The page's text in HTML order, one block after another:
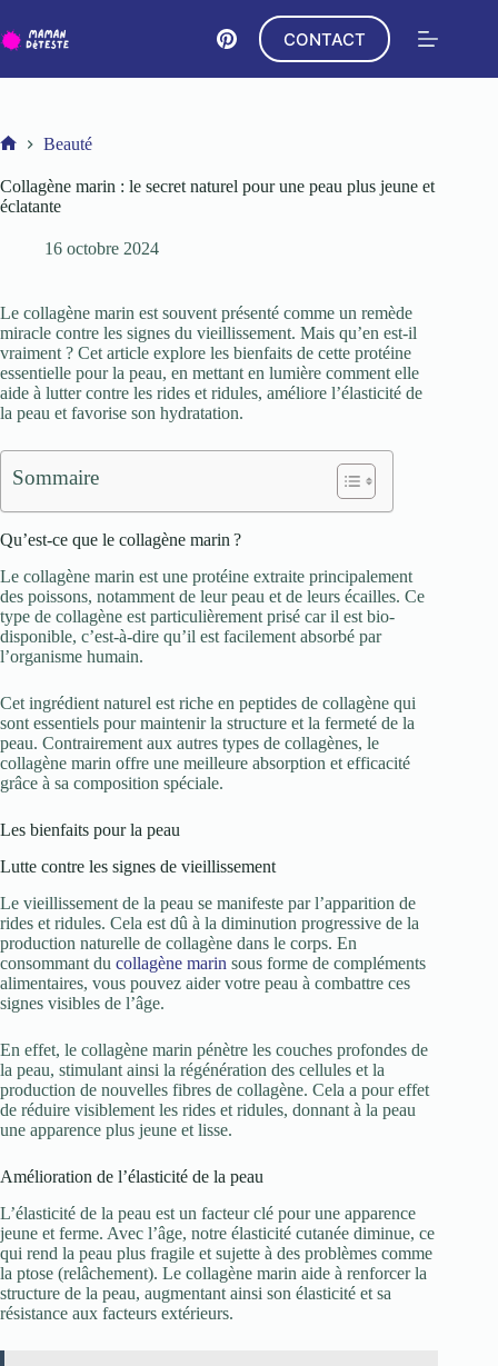
au
contenu
CONTACT
Beauté
Collagène marin : le secret naturel pour une peau plus jeune et
éclatante
16 octobre 2024
Le collagène marin est souvent présenté comme un remède
miracle contre les signes du vieillissement. Mais qu’en est-il
vraiment ? Cet article explore les bienfaits de cette protéine
essentielle pour la peau, en mettant en lumière comment elle
aide à lutter contre les rides et ridules, améliore l’élasticité de
la peau et favorise son hydratation.
Sommaire
Qu’est-ce que le collagène marin ?
Le collagène marin est une protéine extraite principalement
des poissons, notamment de leur peau et de leurs écailles. Ce
type de collagène est particulièrement prisé car il est bio-
disponible, c’est-à-dire qu’il est facilement absorbé par
l’organisme humain.
Cet ingrédient naturel est riche en peptides de collagène qui
sont essentiels pour maintenir la structure et la fermeté de la
peau. Contrairement aux autres types de collagènes, le
collagène marin offre une meilleure absorption et efficacité
grâce à sa composition spéciale.
Les bienfaits pour la peau
Lutte contre les signes de vieillissement
Le vieillissement de la peau se manifeste par l’apparition de
rides et ridules. Cela est dû à la diminution progressive de la
production naturelle de collagène dans le corps. En
consommant du collagène marin sous forme de compléments
alimentaires, vous pouvez aider votre peau à combattre ces
signes visibles de l’âge.
En effet, le collagène marin pénètre les couches profondes de
la peau, stimulant ainsi la régénération des cellules et la
production de nouvelles fibres de collagène. Cela a pour effet
de réduire visiblement les rides et ridules, donnant à la peau
une apparence plus jeune et lisse.
Amélioration de l’élasticité de la peau
L’élasticité de la peau est un facteur clé pour une apparence
jeune et ferme. Avec l’âge, notre élasticité cutanée diminue, ce
qui rend la peau plus fragile et sujette à des problèmes comme
la ptose (relâchement). Le collagène marin aide à renforcer la
structure de la peau, augmentant ainsi son élasticité et sa
résistance aux facteurs extérieurs.